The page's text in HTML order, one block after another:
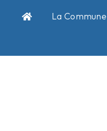
La Commune